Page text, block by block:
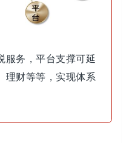
服务，平台支撑可延
理财等等，实现体系